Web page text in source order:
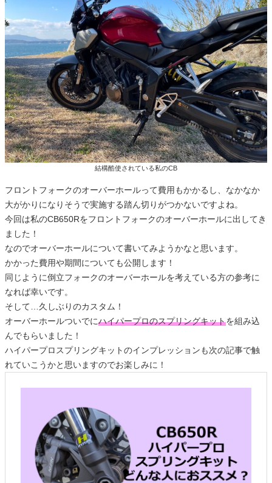
結構酷使されている私のCB
フロントフォークのオーバーホールって費用もかかるし、なかなか
大がかりになりそうで実施する踏ん切りがつかないですよね。
今回は私のCB650Rをフロントフォークのオーバーホールに出してき
ました！
なのでオーバーホールについて書いてみようかなと思います。
かかった費用や期間についても公開します！
同じように倒立フォークのオーバーホールを考えている方の参考に
なれば幸いです。
そして…久しぶりのカスタム！
オーバーホールついでにハイパープロのスプリングキットを組み込
んでもらいました！
ハイパープロスプリングキットのインプレッションも次の記事で触
れていこうかと思いますのでお楽しみに！